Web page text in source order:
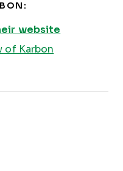
website
of Karbon